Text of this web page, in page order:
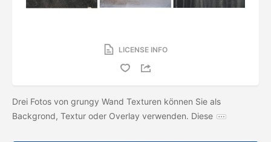
LICENSE INFO
Drei Fotos von grungy Wand Texturen können Sie als
Backgrond, Textur oder Overlay verwenden. Diese